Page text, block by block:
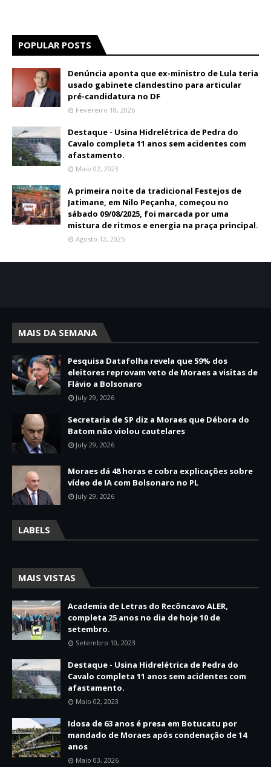
POPULAR POSTS
Denúncia aponta que ex-ministro de Lula teria
usado gabinete clandestino para articular
pré-candidatura no DF
Fevereiro 18, 2026
Destaque - Usina Hidrelétrica de Pedra do
Cavalo completa 11 anos sem acidentes com
afastamento.
Maio 02, 2023
A primeira noite da tradicional Festejos de
Jatimane, em Nilo Peçanha, começou no
sábado 09/08/2025, foi marcada por uma
mistura de ritmos e energia na praça principal.
Agosto 12, 2025
MAIS DA SEMANA
Pesquisa Datafolha revela que 59% dos
eleitores reprovam veto de Moraes a visitas de
Flávio a Bolsonaro
July 29, 2026
Secretaria de SP diz a Moraes que Débora do
Batom não violou cautelares
July 29, 2026
Moraes dá 48 horas e cobra explicações sobre
vídeo de IA com Bolsonaro no PL
July 29, 2026
LABELS
MAIS VISTAS
Academia de Letras do Recôncavo ALER,
completa 25 anos no dia de hoje 10 de
setembro.
Setembro 10, 2023
Destaque - Usina Hidrelétrica de Pedra do
Cavalo completa 11 anos sem acidentes com
afastamento.
Maio 02, 2023
Idosa de 63 anos é presa em Botucatu por
mandado de Moraes após condenação de 14
anos
Maio 03, 2026